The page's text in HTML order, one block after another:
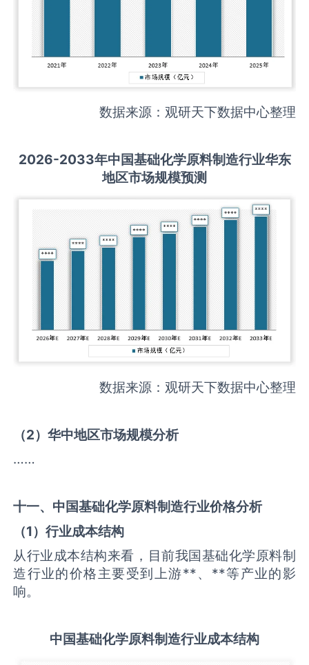
数据来源：观研天下数据中心整理
2026-2033年中国基础化学原料制造行业华东
地区市场规模预测
数据来源：观研天下数据中心整理
（2）华中地区市场规模分析
……
十一、中国基础化学原料制造行业价格分析
（1）行业成本结构
从行业成本结构来看，目前我国基础化学原料制
造行业的价格主要受到上游**、**等产业的影
响。
中国基础化学原料制造行业成本结构